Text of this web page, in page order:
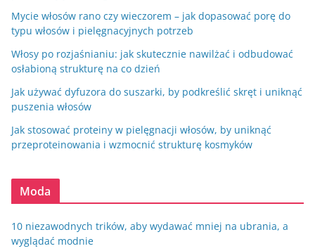
Mycie włosów rano czy wieczorem – jak dopasować porę do
typu włosów i pielęgnacyjnych potrzeb
Włosy po rozjaśnianiu: jak skutecznie nawilżać i odbudować
osłabioną strukturę na co dzień
Jak używać dyfuzora do suszarki, by podkreślić skręt i uniknąć
puszenia włosów
Jak stosować proteiny w pielęgnacji włosów, by uniknąć
przeproteinowania i wzmocnić strukturę kosmyków
Moda
10 niezawodnych trików, aby wydawać mniej na ubrania, a
wyglądać modnie